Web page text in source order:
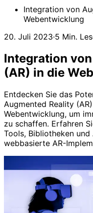
Integration von
Webentwicklung
20. Juli 2023·5 Min.
Integration
(AR) in die
Entdecken Sie das
Augmented Reality
Webentwicklung, um
zu schaffen. Erfahren
Tools, Bibliotheken
webbasierte AR-